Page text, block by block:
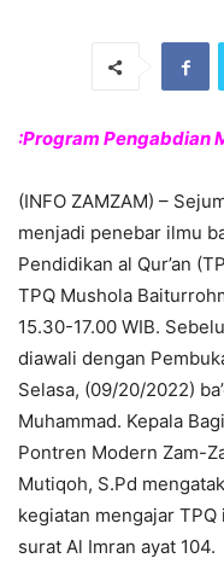
:Program Pengabdian
(INFO ZAMZAM) –
menjadi penebar ilmu
Pendidikan al Qur’an
TPQ Mushola
15.30-17.00 WIB.
diawali dengan
Selasa, (09/20/2022)
Muhammad. Kepala
Pontren Modern Zam-
Mutiqoh, S.Pd
kegiatan mengajar
surat Al Imran ayat 104.